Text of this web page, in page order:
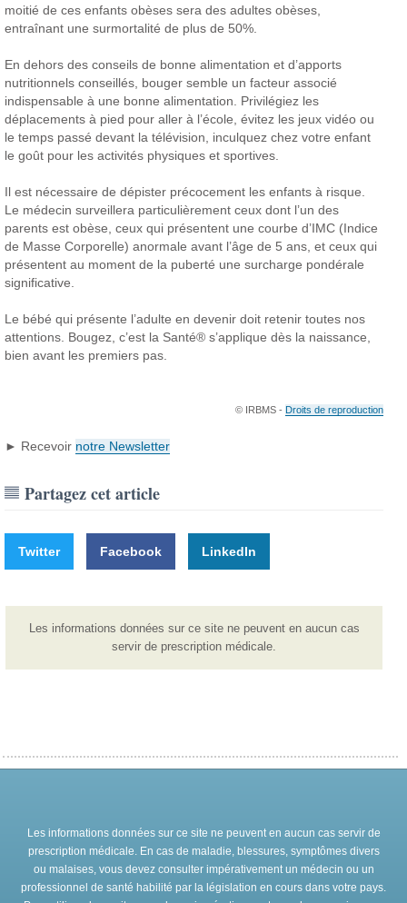
moitié de ces enfants obèses sera des adultes obèses,
entraînant une surmortalité de plus de 50%.
En dehors des conseils de bonne alimentation et d’apports
nutritionnels conseillés, bouger semble un facteur associé
indispensable à une bonne alimentation. Privilégiez les
déplacements à pied pour aller à l’école, évitez les jeux vidéo ou
le temps passé devant la télévision, inculquez chez votre enfant
le goût pour les activités physiques et sportives.
Il est nécessaire de dépister précocement les enfants à risque.
Le médecin surveillera particulièrement ceux dont l’un des
parents est obèse, ceux qui présentent une courbe d’IMC (Indice
de Masse Corporelle) anormale avant l’âge de 5 ans, et ceux qui
présentent au moment de la puberté une surcharge pondérale
significative.
Le bébé qui présente l’adulte en devenir doit retenir toutes nos
attentions. Bougez, c’est la Santé® s’applique dès la naissance,
bien avant les premiers pas.
© IRBMS - Droits de reproduction
► Recevoir notre Newsletter
Partagez cet article
Twitter Facebook LinkedIn
Les informations données sur ce site ne peuvent en aucun cas
servir de prescription médicale.
Les informations données sur ce site ne peuvent en aucun cas servir de
prescription médicale. En cas de maladie, blessures, symptômes divers
ou malaises, vous devez consulter impérativement un médecin ou un
professionnel de santé habilité par la législation en cours dans votre pays.